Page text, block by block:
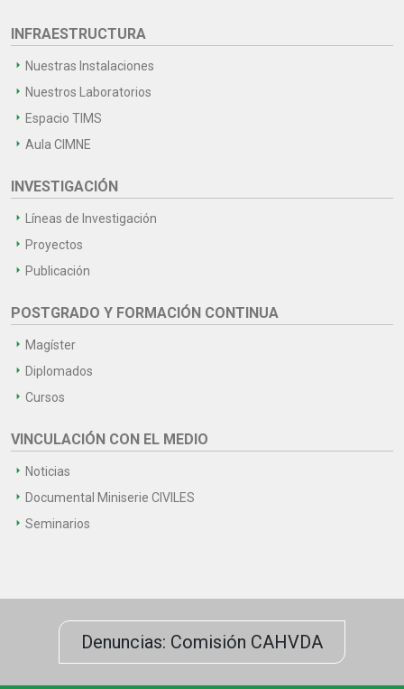
INFRAESTRUCTURA
Nuestras Instalaciones
Nuestros Laboratorios
Espacio TIMS
Aula CIMNE
INVESTIGACIÓN
Líneas de Investigación
Proyectos
Publicación
POSTGRADO Y FORMACIÓN CONTINUA
Magíster
Diplomados
Cursos
VINCULACIÓN CON EL MEDIO
Noticias
Documental Miniserie CIVILES
Seminarios
Denuncias: Comisión CAHVDA